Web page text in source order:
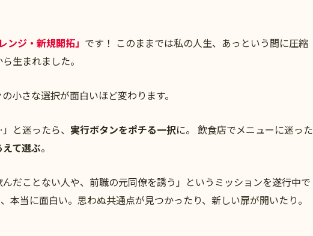
ンジ・新規開拓」 です！ このままでは私の人生、あっという間に圧縮
生まれました。
小さな選択が面白いほど変わります。
と迷ったら、 実行ボタンをポチる一択に。 飲食店でメニューに迷った
て選ぶ。
だことない人や、前職の元同僚を誘う」というミッションを遂行中で
本当に面白い。思わぬ共通点が見つかったり、新しい扉が開いたり。